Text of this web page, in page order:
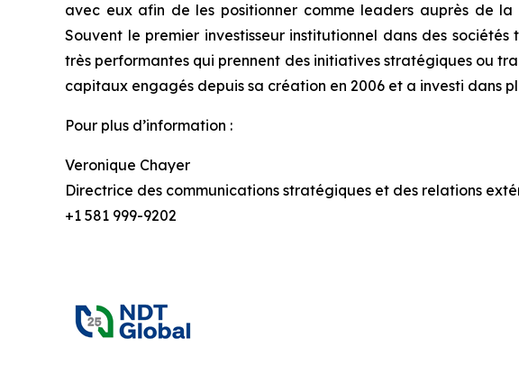
avec eux afin de les positionner comme leaders auprès de la
Souvent le premier investisseur institutionnel dans des
très performantes qui prennent des initiatives stratégiques ou
capitaux engagés depuis sa création en 2006 et a investi dans
Pour plus d’information :
Veronique Chayer
Directrice des communications stratégiques et des relations
+1 581 999-9202